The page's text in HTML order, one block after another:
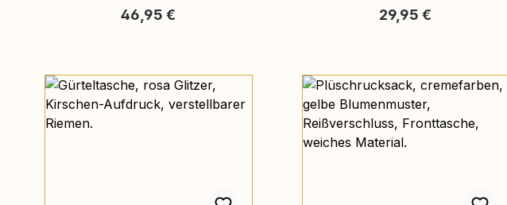
Regulärer Preis:
46,95 € Regulärer Preis:
29,95 €